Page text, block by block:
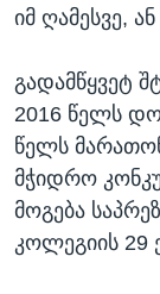
იმ ღამესვე,
გადამწყვეტ
2016 წელს
წელს
მჭიდრო
მოგება
კოლეგიის 29